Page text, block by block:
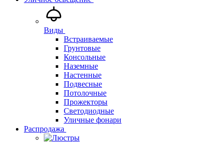
Виды
Встраиваемые
Грунтовые
Консольные
Наземные
Настенные
Подвесные
Потолочные
Прожекторы
Светодиодные
Уличные фонари
Распродажа